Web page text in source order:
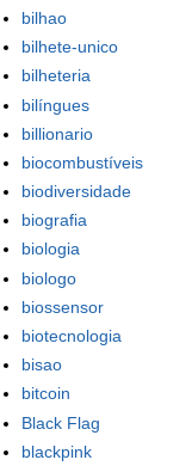
bilhao
bilhete-unico
bilheteria
bilíngues
billionario
biocombustíveis
biodiversidade
biografia
biologia
biologo
biossensor
biotecnologia
bisao
bitcoin
Black Flag
blackpink